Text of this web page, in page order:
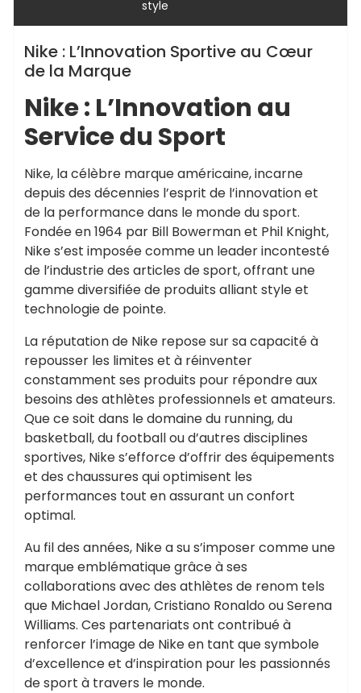
style
Nike : L’Innovation Sportive au Cœur
de la Marque
Nike : L’Innovation au
Service du Sport
Nike, la célèbre marque américaine, incarne
depuis des décennies l’esprit de l’innovation et
de la performance dans le monde du sport.
Fondée en 1964 par Bill Bowerman et Phil Knight,
Nike s’est imposée comme un leader incontesté
de l’industrie des articles de sport, offrant une
gamme diversifiée de produits alliant style et
technologie de pointe.
La réputation de Nike repose sur sa capacité à
repousser les limites et à réinventer
constamment ses produits pour répondre aux
besoins des athlètes professionnels et amateurs.
Que ce soit dans le domaine du running, du
basketball, du football ou d’autres disciplines
sportives, Nike s’efforce d’offrir des équipements
et des chaussures qui optimisent les
performances tout en assurant un confort
optimal.
Au fil des années, Nike a su s’imposer comme une
marque emblématique grâce à ses
collaborations avec des athlètes de renom tels
que Michael Jordan, Cristiano Ronaldo ou Serena
Williams. Ces partenariats ont contribué à
renforcer l’image de Nike en tant que symbole
d’excellence et d’inspiration pour les passionnés
de sport à travers le monde.